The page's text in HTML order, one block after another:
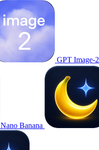
GPT Image-2
Nano Banana